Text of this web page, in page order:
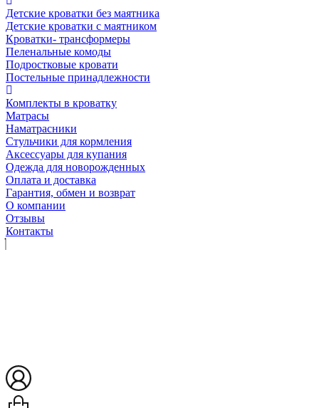
Детские кроватки без маятника
Детские кроватки с маятником
Кроватки- трансформеры
Пеленальные комоды
Подростковые кровати
Постельные принадлежности
Комплекты в кроватку
Матрасы
Наматрасники
Стульчики для кормления
Аксессуары для купания
Одежда для новорожденных
Оплата и доставка
Гарантия, обмен и возврат
О компании
Отзывы
Контакты